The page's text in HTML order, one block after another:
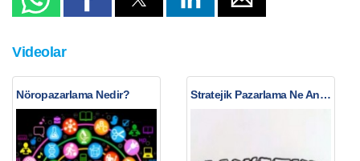
Videolar
Nöropazarlama Nedir? Stratejik Pazarlama Ne Anlama Gelir?